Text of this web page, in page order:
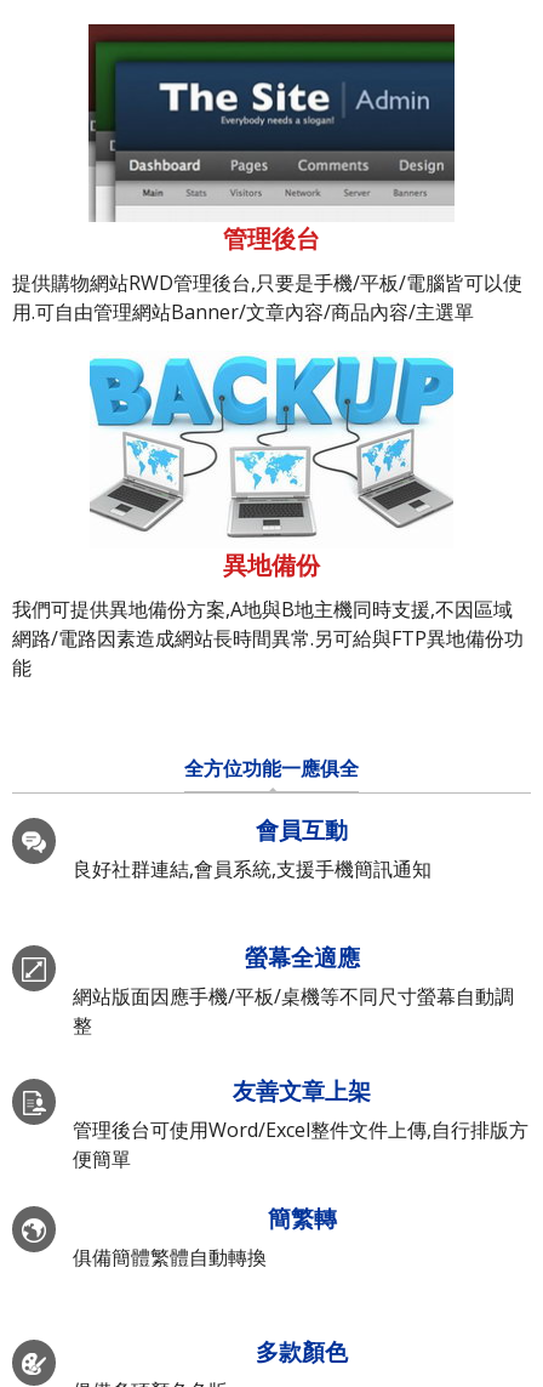
管理後台
提供購物網站RWD管理後台,只要是手機/平板/電腦皆可以使
用.可自由管理網站Banner/文章內容/商品內容/主選單
異地備份
我們可提供異地備份方案,A地與B地主機同時支援,不因區域
網路/電路因素造成網站長時間異常.另可給與FTP異地備份功
能
全方位功能一應俱全
會員互動
良好社群連結,會員系統,支援手機簡訊通知
螢幕全適應
網站版面因應手機/平板/桌機等不同尺寸螢幕自動調
整
友善文章上架
管理後台可使用Word/Excel整件文件上傳,自行排版方
便簡單
簡繁轉
俱備簡體繁體自動轉換
多款顏色